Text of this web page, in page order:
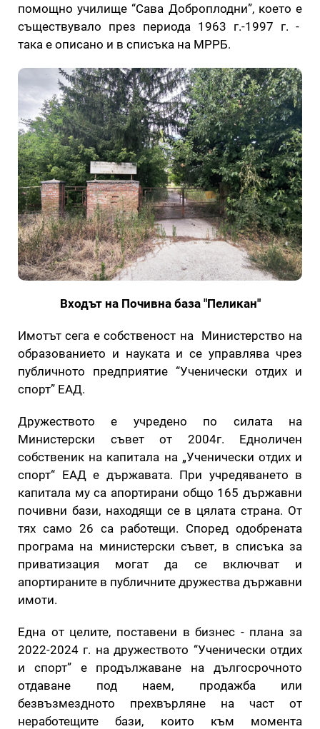
помощно училище “Сава Доброплодни”, което е
съществувало през периода 1963 г.-1997 г. -
така е описано и в списъка на МРРБ.
Входът на Почивна база "Пеликан"
Имотът сега е собственост на Министерство на
образованието и науката и се управлява чрез
публичното предприятие “Ученически отдих и
спорт” ЕАД.
Дружеството е учредено по силата на
Министерски съвет от 2004г. Едноличен
собственик на капитала на „Ученически отдих и
спорт“ ЕАД е държавата. При учредяването в
капитала му са апортирани общо 165 държавни
почивни бази, находящи се в цялата страна. От
тях само 26 са работещи. Според одобрената
програма на министерски съвет, в списъка за
приватизация могат да се включват и
апортираните в публичните дружества държавни
имоти.
Една от целите, поставени в бизнес - плана за
2022-2024 г. на дружеството “Ученически отдих
и спорт” е продължаване на дългосрочното
отдаване под наем, продажба или
безвъзмездното прехвърляне на част от
неработещите бази, които към момента